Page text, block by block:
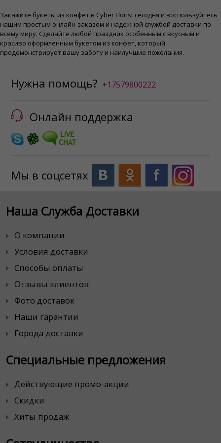
Закажите букеты из конфет в Cyber ​​Florist сегодня и воспользуйтесь
нашим простым онлайн-заказом и надежной службой доставки по
всему миру. Сделайте любой праздник особенным с вкусным и
красиво оформленным букетом из конфет, который
продемонстрирует вашу заботу и наилучшие пожелания.
Нужна помощь? +17579800222
Онлайн поддержка
Мы в соцсетях
Наша Служба Доставки
О компании
Условия доставки
Способы оплаты
Отзывы клиентов
Фото доставок
Наши гарантии
Города доставки
Специальные предложения
Действующие промо-акции
Скидки
Хиты продаж